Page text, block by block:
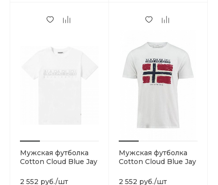
Мужская футболка
Cotton Cloud Blue Jay
2 552 руб./шт
Мужская футболка
Cotton Cloud Blue Jay
2 552 руб./шт